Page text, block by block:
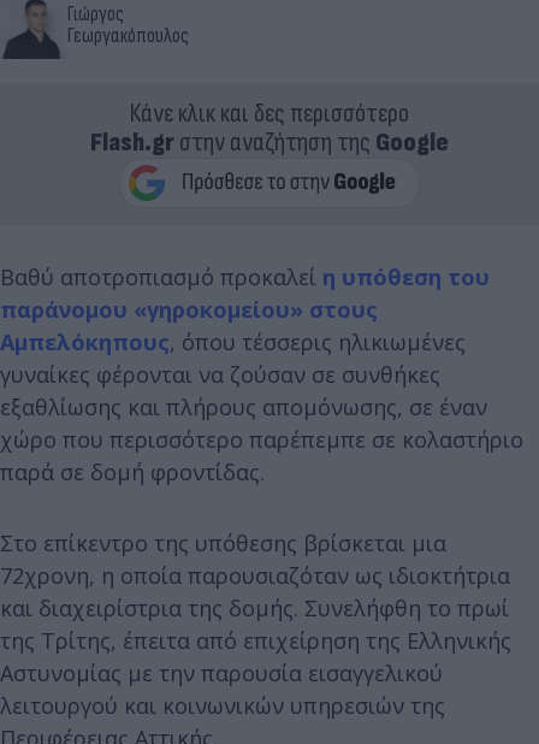
Γιώργος
Γεωργακόπουλος
Κάνε κλικ και δες περισσότερο
Flash.grστην αναζήτηση της Google
Βαθύ αποτροπιασμό προκαλεί η υπόθεση του
παράνομου «γηροκομείου» στους
Αμπελόκηπους, όπου τέσσερις ηλικιωμένες
γυναίκες φέρονται να ζούσαν σε συνθήκες
εξαθλίωσης και πλήρους απομόνωσης, σε έναν
χώρο που περισσότερο παρέπεμπε σε κολαστήριο
παρά σε δομή φροντίδας.
Στο επίκεντρο της υπόθεσης βρίσκεται μια
72χρονη, η οποία παρουσιαζόταν ως ιδιοκτήτρια
και διαχειρίστρια της δομής. Συνελήφθη το πρωί
της Τρίτης, έπειτα από επιχείρηση της Ελληνικής
Αστυνομίας με την παρουσία εισαγγελικού
λειτουργού και κοινωνικών υπηρεσιών της
Περιφέρειας Αττικής.